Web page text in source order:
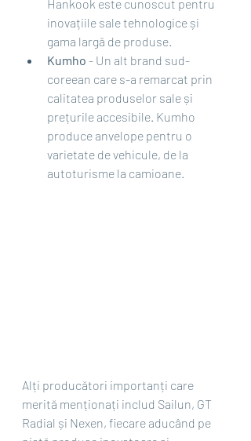
Hankook este cunoscut pentru
inovațiile sale tehnologice și
gama largă de produse.
Kumho - Un alt brand sud-
coreean care s-a remarcat prin
calitatea produselor sale și
prețurile accesibile. Kumho
produce anvelope pentru o
varietate de vehicule, de la
autoturisme la camioane.
Alți producători importanți care
merită menționați includ Sailun, GT
Radial și Nexen, fiecare aducând pe